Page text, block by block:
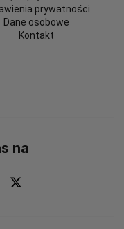
prywatności
Dane osobowe
Kontakt
na